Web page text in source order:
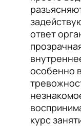
ответ
особенно
курс